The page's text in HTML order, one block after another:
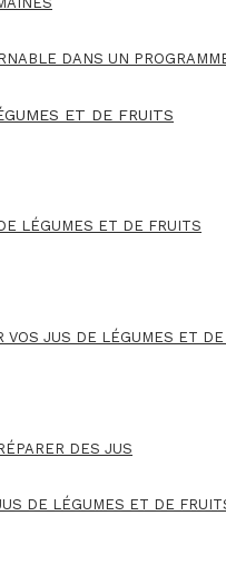
DANS UN
ET DE FRUITS
LÉGUMES ET DE FRUITS
VOS JUS DE LÉGUMES ET
DES JUS
DE LÉGUMES ET DE